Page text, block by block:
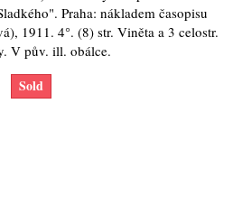
Praha: nákladem časopisu
1911. 4°. (8) str. Viněta a 3 celostr.
V pův. ill. obálce.
Sold